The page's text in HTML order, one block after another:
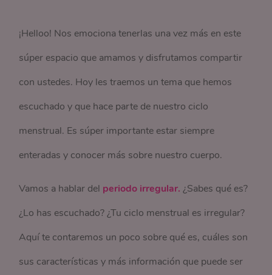
¡Helloo! Nos emociona tenerlas una vez más en este
súper espacio que amamos y disfrutamos compartir
con ustedes. Hoy les traemos un tema que hemos
escuchado y que hace parte de nuestro ciclo
menstrual. Es súper importante estar siempre
enteradas y conocer más sobre nuestro cuerpo.
Vamos a hablar del periodo irregular. ¿Sabes qué es?
¿Lo has escuchado? ¿Tu ciclo menstrual es irregular?
Aquí te contaremos un poco sobre qué es, cuáles son
sus características y más información que puede ser